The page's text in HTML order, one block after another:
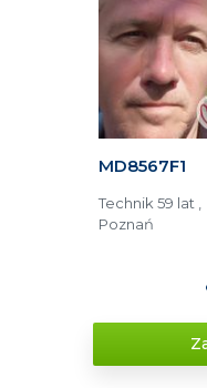
MD8567F1
Technik 59 lat ,
Poznań